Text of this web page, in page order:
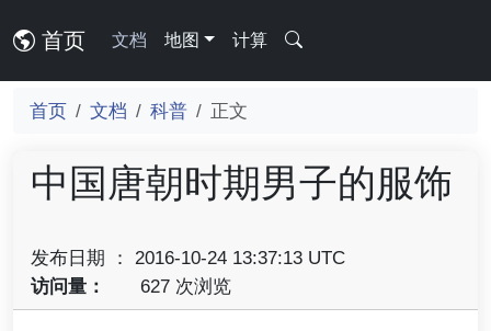
首页 文档 地图 计算
首页 文档 科普 正文
中国唐朝时期男子的服饰
发布日期 ： 2016-10-24 13:37:13 UTC
访问量：
627 次浏览